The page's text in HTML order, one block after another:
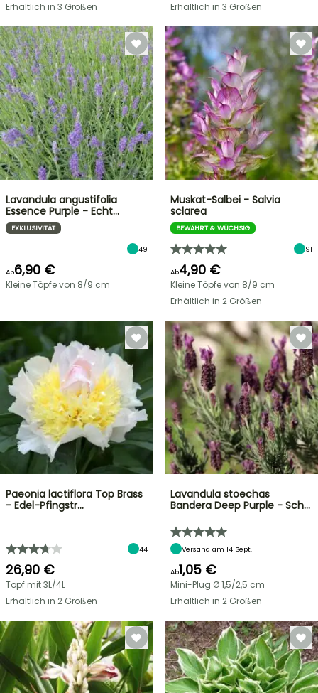
Erhältlich in 3 Größen
Erhältlich in 3 Größen
Lavandula angustifolia
Essence Purple - Echt…
EXKLUSIVITÄT
49
Ab6,90 €
Kleine Töpfe von 8/9 cm
Muskat-Salbei - Salvia
sclarea
BEWÄHRT & WÜCHSIG
91
Ab4,90 €
Kleine Töpfe von 8/9 cm
Erhältlich in 2 Größen
Paeonia lactiflora Top Brass
- Edel-Pfingstr…
44
26,90 €
Topf mit 3L/4L
Erhältlich in 2 Größen
Lavandula stoechas
Bandera Deep Purple - Sch…
Versand am 14 Sept.
Ab1,05 €
Mini-Plug Ø 1,5/2,5 cm
Erhältlich in 2 Größen